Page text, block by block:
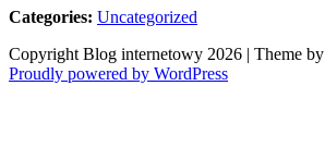
Categories: Uncategorized
Copyright Blog internetowy 2026 | Theme by
Proudly powered by WordPress